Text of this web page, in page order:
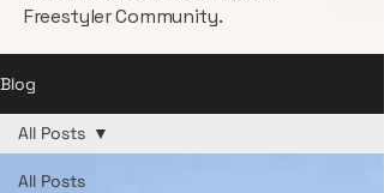
Freestyler Community.
Blog
All Posts
All Posts